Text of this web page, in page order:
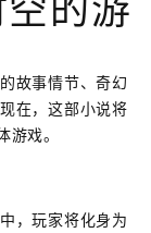
的游
故事情节、奇幻
在，这部小说将
戏。
，玩家将化身为